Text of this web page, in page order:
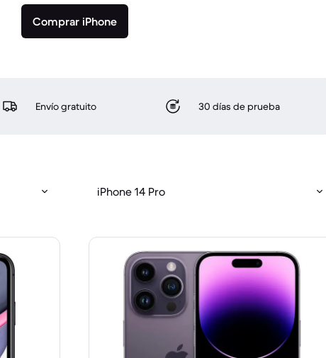
Comprar iPhone
Envío gratuito 30 días de prueba
iPhone 14 Pro